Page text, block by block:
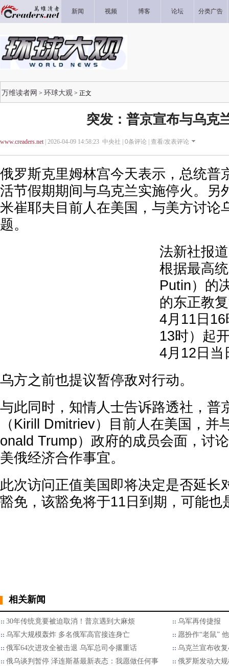
新闻 视频 博客 论坛 分类广告
万维读者网 > 环球大观 > 正文
突发：普京宣布与乌克
www.creaders.net| 2026-04-09 14:58:23 中央社 | 0条评论 | 查看/发表评论
俄罗斯克里姆林宫今天表示，总统普
活节假期期间与乌克兰实施停火。另
米崔耶夫目前人在美国，与美方讨论
题。
法新社报
根据最高
Putin）的
的东正教
4月11日
13时）起
4月12日当
乌方之前也提议暂停敌对行动。
与此同时，知情人士告诉路透社，普
（Kirill Dmitriev）目前人在美国，并
onald Trump）政府的成员会面，讨
美俄经济合作事宜。
此次访问正值美国即将决定是否延长
豁免，该豁免将于11日到期，可能也
相关新闻
30年传统竟要被迫取消！普京遇到大麻烦
乌军再传捷报
乌军大规模轰炸 多名俄军高官接连身亡
愿扮作“老鼠”
俄军64次进攻全被击退 乌军总司令撂重话
乌克兰宣布收
俄乌谈判暂停 泽连斯基最新表态：我愿做任何事
俄罗斯发动大